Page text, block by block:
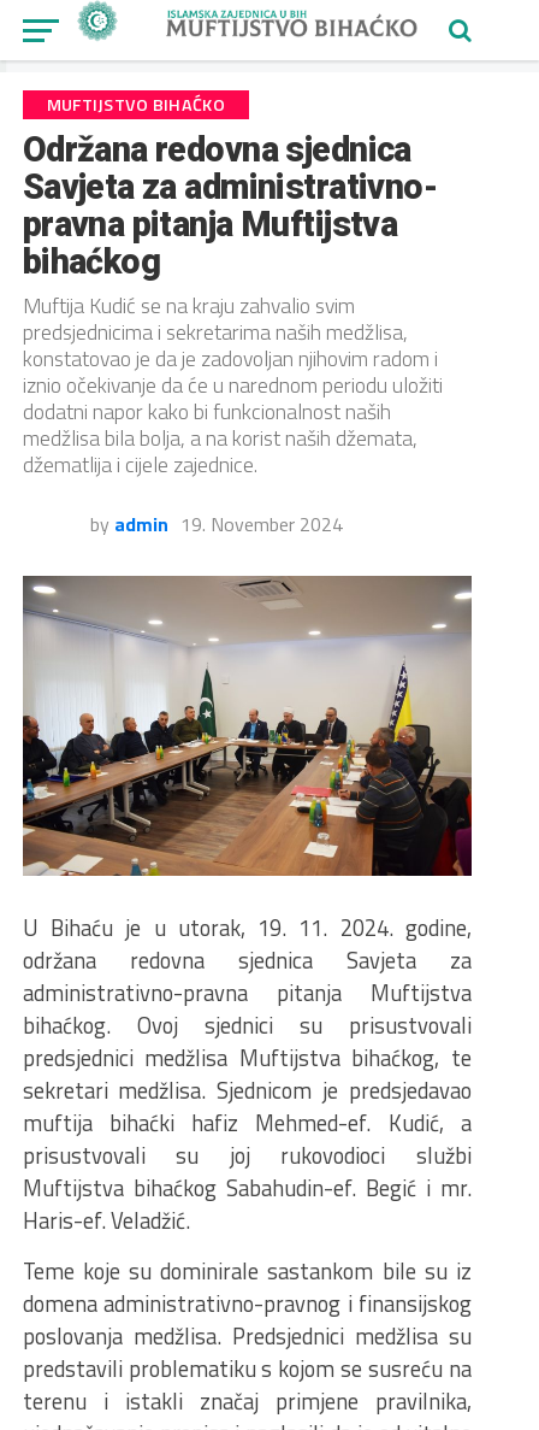
MUFTIJSTVO BIHAĆKO
Održana redovna sjednica
Savjeta za administrativno-
pravna pitanja Muftijstva
bihaćkog
Muftija Kudić se na kraju zahvalio svim
predsjednicima i sekretarima naših medžlisa,
konstatovao je da je zadovoljan njihovim radom i
iznio očekivanje da će u narednom periodu uložiti
dodatni napor kako bi funkcionalnost naših
medžlisa bila bolja, a na korist naših džemata,
džematlija i cijele zajednice.
by admin 19. November 2024
U Bihaću je u utorak, 19. 11. 2024. godine,
održana redovna sjednica Savjeta za
administrativno-pravna pitanja Muftijstva
bihaćkog. Ovoj sjednici su prisustvovali
predsjednici medžlisa Muftijstva bihaćkog, te
sekretari medžlisa. Sjednicom je predsjedavao
muftija bihaćki hafiz Mehmed-ef. Kudić, a
prisustvovali su joj rukovodioci službi
Muftijstva bihaćkog Sabahudin-ef. Begić i mr.
Haris-ef. Veladžić.
Teme koje su dominirale sastankom bile su iz
domena administrativno-pravnog i finansijskog
poslovanja medžlisa. Predsjednici medžlisa su
predstavili problematiku s kojom se susreću na
terenu i istakli značaj primjene pravilnika,